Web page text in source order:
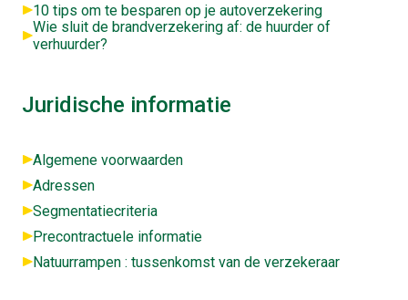
10 tips om te besparen op je autoverzekering
Wie sluit de brandverzekering af: de huurder of
verhuurder?
Juridische informatie
Algemene voorwaarden
Adressen
Segmentatiecriteria
Precontractuele informatie
Natuurrampen : tussenkomst van de verzekeraar